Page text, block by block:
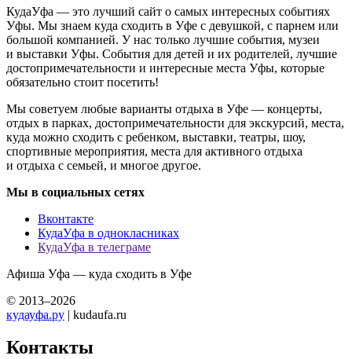
КудаУфа — это лучший сайт о самых интересных событиях
Уфы. Мы знаем куда сходить в Уфе с девушкой, с парнем или
большой компанией. У нас только лучшие события, музеи
и выставки Уфы. События для детей и их родителей, лучшие
достопримечательности и интересные места Уфы, которые
обязательно стоит посетить!
Мы советуем любые варианты отдыха в Уфе — концерты,
отдых в парках, достопримечательности для экскурсий, места,
куда можно сходить с ребенком, выставки, театры, шоу,
спортивные мероприятия, места для активного отдыха
и отдыха с семьей, и многое другое.
Мы в социальных сетях
Вконтакте
КудаУфа в однокласниках
КудаУфа в телеграме
Афиша Уфа — куда сходить в Уфе
© 2013–2026
кудауфа.ру | kudaufa.ru
Контакты